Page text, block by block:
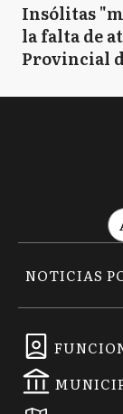
Insólitas
la falta de
Provincial
NOTICIAS